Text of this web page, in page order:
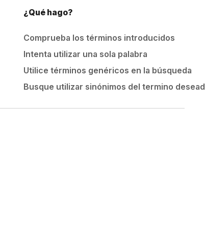
¿Qué hago?
Comprueba los términos introducidos
Intenta utilizar una sola palabra
Utilice términos genéricos en la búsqueda
Busque utilizar sinónimos del termino
Guayos
Velociti Distance
Velociti